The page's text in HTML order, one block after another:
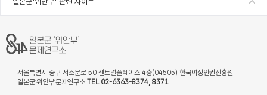
서울특별시 중구 서소문로 50 센트럴플레이스 4층(04505) 한국여성인권진흥원
일본군‘위안부’문제연구소 TEL 02-6363-8374, 8371